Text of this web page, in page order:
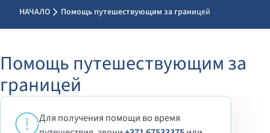
НАЧАЛО Помощь путешествующим за границей
Помощь путешествующим за
границей
Для получения помощи во время